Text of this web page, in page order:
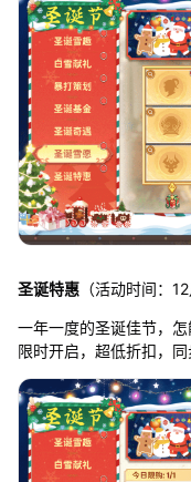
圣诞特惠（活动时间：
一年一度的圣诞佳节，怎
限时开启，超低折扣，同